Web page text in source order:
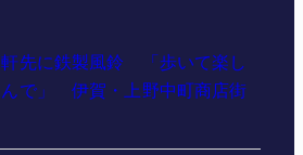
軒先に鉄製風鈴 「歩いて楽し
んで」 伊賀・上野中町商店街